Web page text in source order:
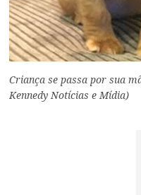
Criança se passa por sua
Kennedy Notícias e Mídia)